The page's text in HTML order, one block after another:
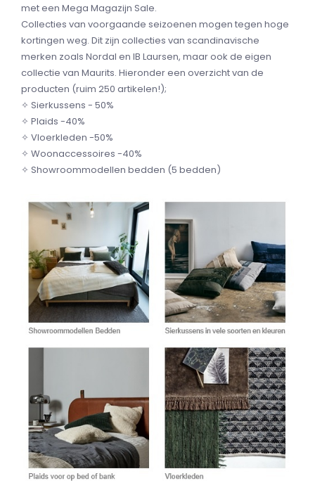
met een Mega Magazijn Sale.
Collecties van voorgaande seizoenen mogen tegen hoge
kortingen weg. Dit zijn collecties van scandinavische
merken zoals Nordal en IB Laursen, maar ook de eigen
collectie van Maurits. Hieronder een overzicht van de
producten (ruim 250 artikelen!);
✧ Sierkussens - 50%
✧ Plaids -40%
✧ Vloerkleden -50%
✧ Woonaccessoires -40%
✧ Showroommodellen bedden (5 bedden)